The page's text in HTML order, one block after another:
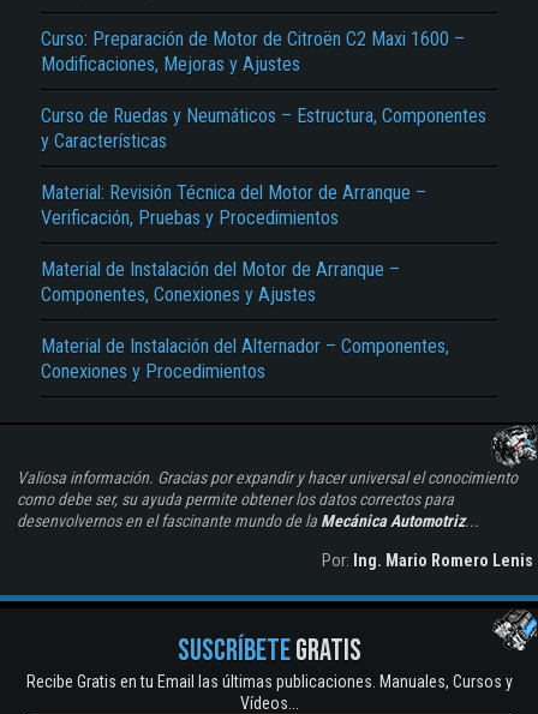
Curso: Preparación de Motor de Citroën C2 Maxi 1600 –
Modificaciones, Mejoras y Ajustes
Curso de Ruedas y Neumáticos – Estructura, Componentes
y Características
Material: Revisión Técnica del Motor de Arranque –
Verificación, Pruebas y Procedimientos
Material de Instalación del Motor de Arranque –
Componentes, Conexiones y Ajustes
Material de Instalación del Alternador – Componentes,
Conexiones y Procedimientos
Valiosa información. Gracias por expandir y hacer universal el conocimiento
como debe ser, su ayuda permite obtener los datos correctos para
desenvolvernos en el fascinante mundo de la Mecánica Automotriz...
Por: Ing. Mario Romero Lenis
SUSCRÍBETEGRATIS
Recibe Gratis en tu Email las últimas publicaciones. Manuales, Cursos y
Vídeos...